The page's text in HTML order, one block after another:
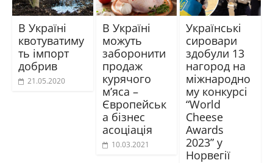
В Україні
квотуватиму
ть імпорт
добрив
21.05.2020
В Україні
можуть
заборонити
продаж
курячого
м’яса –
Європейськ
а бізнес
асоціація
10.03.2021
Українські
сировари
здобули 13
нагород на
міжнародно
му конкурсі
“World
Cheese
Awards
2023” у
Норвегії